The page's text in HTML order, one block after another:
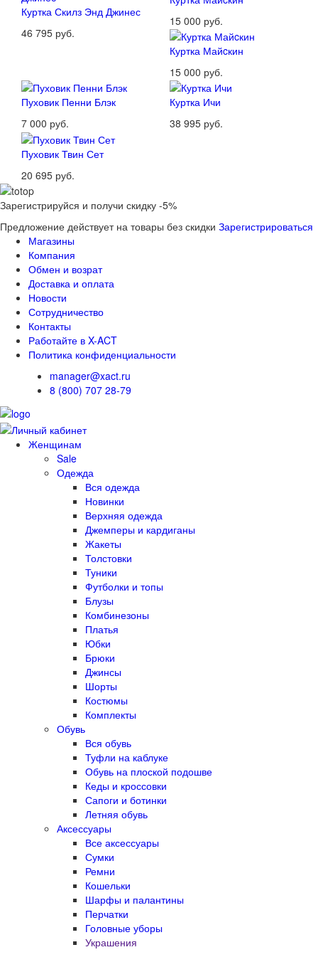
Куртка Скилз Энд Джинес
46 795 руб.
15 000 руб.
Куртка Майcкин
15 000 руб.
Пуховик Пенни Блэк
7 000 руб.
Куртка Ичи
38 995 руб.
Пуховик Твин Сет
20 695 руб.
Зарегистрируйся и получи скидку -5%
Предложение действует на товары без скидки Зарегистрироваться
Магазины
Компания
Обмен и возрат
Доставка и оплата
Новости
Сотрудничество
Контакты
Работайте в X-ACT
Политика конфиденциальности
manager@xact.ru
8 (800) 707 28-79
Женщинам
Sale
Одежда
Вся одежда
Новинки
Верхняя одежда
Джемперы и кардиганы
Жакеты
Толстовки
Туники
Футболки и топы
Блузы
Комбинезоны
Платья
Юбки
Брюки
Джинсы
Шорты
Костюмы
Комплекты
Обувь
Вся обувь
Туфли на каблуке
Обувь на плоской подошве
Кеды и кроссовки
Сапоги и ботинки
Летняя обувь
Аксессуары
Все аксессуары
Сумки
Ремни
Кошельки
Шарфы и палантины
Перчатки
Головные уборы
Украшения